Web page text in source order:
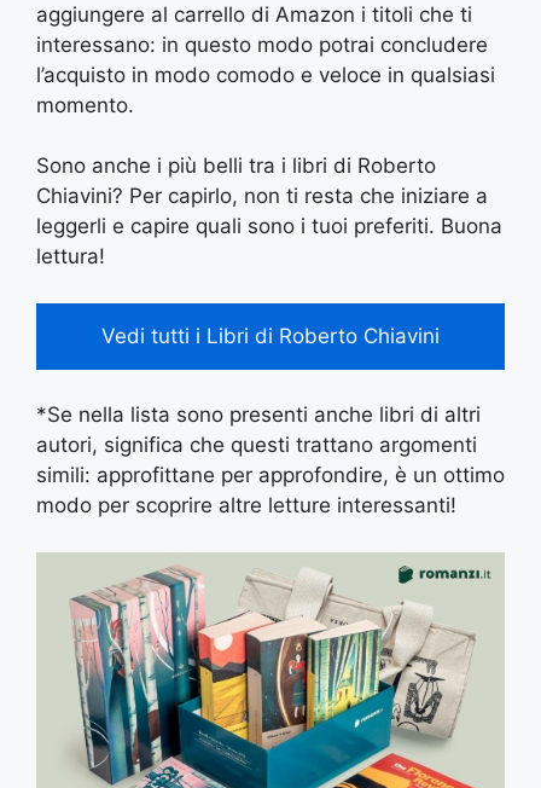
aggiungere al carrello di Amazon i titoli che ti
interessano: in questo modo potrai concludere
l’acquisto in modo comodo e veloce in qualsiasi
momento.
Sono anche i più belli tra i libri di Roberto
Chiavini? Per capirlo, non ti resta che iniziare a
leggerli e capire quali sono i tuoi preferiti. Buona
lettura!
Vedi tutti i Libri di Roberto Chiavini
*Se nella lista sono presenti anche libri di altri
autori, significa che questi trattano argomenti
simili: approfittane per approfondire, è un ottimo
modo per scoprire altre letture interessanti!